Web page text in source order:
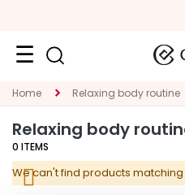
Face
C
A
T
E
Home Relaxing body routine
Relaxing body
0 ITEMS
We can't find products